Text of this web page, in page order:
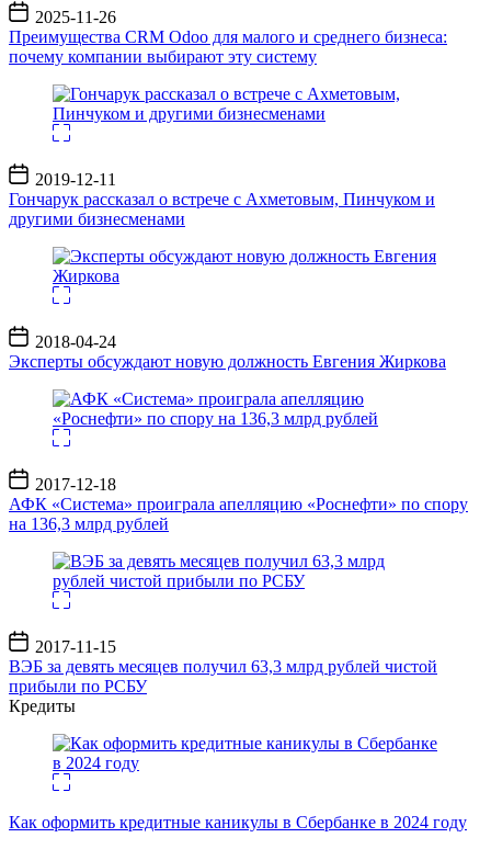
Дата
записи
2025-11-26
Преимущества CRM Odoo для малого и среднего бизнеса:
почему компании выбирают эту систему
Дата
записи
2019-12-11
Гончарук рассказал о встрече с Ахметовым, Пинчуком и
другими бизнесменами
Дата
записи
2018-04-24
Эксперты обсуждают новую должность Евгения Жиркова
Дата
записи
2017-12-18
АФК «Система» проиграла апелляцию «Роснефти» по спору
на 136,3 млрд рублей
Дата
записи
2017-11-15
ВЭБ за девять месяцев получил 63,3 млрд рублей чистой
прибыли по РСБУ
Кредиты
Как оформить кредитные каникулы в Сбербанке в 2024 году